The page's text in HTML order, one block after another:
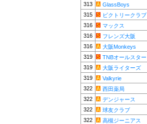
313
GlassBoys
315
ビクトリークラブ
316
マックス
316
フレンズ大阪
316
大阪Monkeys
319
TNBオールスター
319
大阪ライターズ
319
Valkyrie
322
西田薬局
322
デンジャース
322
球友クラブ
322
高槻ジーニアス